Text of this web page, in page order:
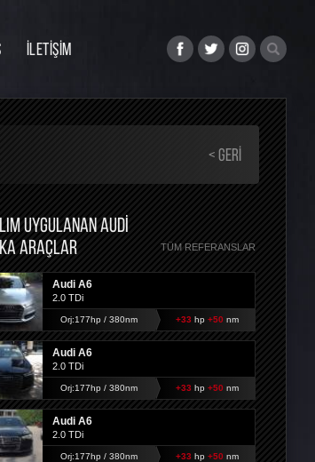
İLETİŞİM
< GERI
UYGULANAN AUDI
ARAÇLAR
TÜM REFERANSLAR
Audi A6
2.0 TDi
Orj:177hp / 380nm +33 hp +50 nm
Audi A6
2.0 TDi
Orj:177hp / 380nm +33 hp +50 nm
Audi A6
2.0 TDi
Orj:177hp / 380nm +33 hp +50 nm